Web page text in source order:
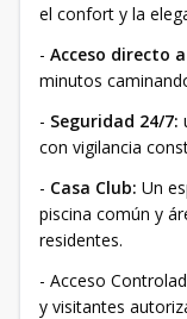
el confort y la
- Acceso directo
minutos
- Seguridad 24/7:
con vigilancia
- Casa Club: Un
piscina común y
residentes.
- Acceso
y visitantes